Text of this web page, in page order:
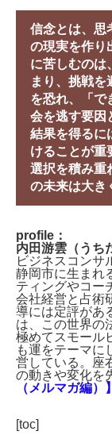
信念とは、思
の現実を作り
に苦しむのは
まり、挑戦を
を恐れ、「で
会を逃す要因
結果を得るに
けることが重
選択を積み重
の未来は大き
profile：
内田游雲（うち
ビジネスコンサ
静岡市に生まれ
ティングやコー
会社経営と占術
導には定評があ
は、この世界の
極めてスモール
も運をテーマに
営している。座
の動きや変化を
（メルマガ編）】
[toc]